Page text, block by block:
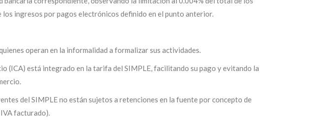
ingresos por pagos electrónicos definido en el punto anterior.
operan en la informalidad a formalizar sus actividades.
(ICA) está integrado en la tarifa del SIMPLE, facilitando su pago y evitando la
del SIMPLE no están sujetos a retenciones en la fuente porconcepto de
facturado).